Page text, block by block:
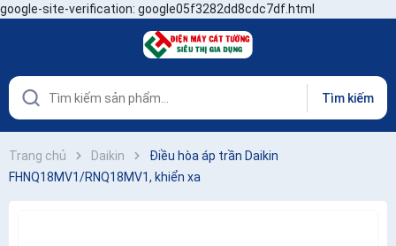
google-site-verification: google05f3282dd8cdc7df.html
Tìm kiếm
Trang chủ Daikin
Điều hòa áp trần Daikin
FHNQ18MV1/RNQ18MV1, khiển xa